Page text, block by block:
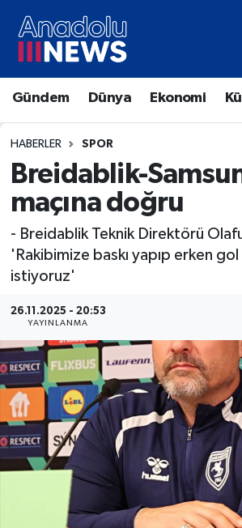
Gündem Dünya Ekonomi
HABERLER SPOR
Breidablik-
maçına doğru
- Breidablik Teknik Direktörü
'Rakibimize baskı yapıp erken
istiyoruz'
26.11.2025 - 20:53
YAYINLANMA
Hava Durumu
Trafik Durumu
Süper Lig Puan Durumu ve
Tüm Manşetler
Son Dakika Haberleri
Haber Arşivi